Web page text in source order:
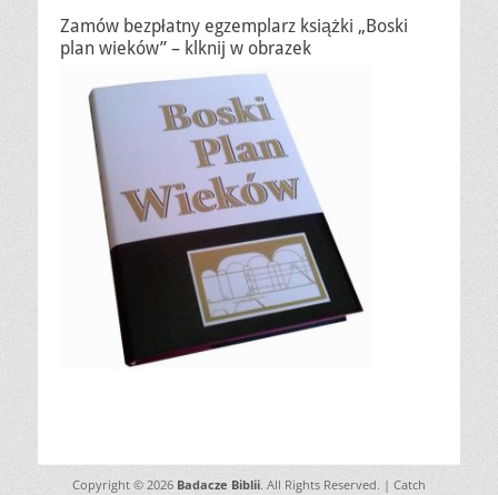
Zamów bezpłatny egzemplarz książki „Boski
plan wieków” – klknij w obrazek
Copyright © 2026 Badacze Biblii. All Rights Reserved. | Catch